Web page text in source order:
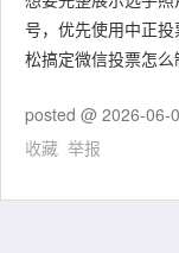
号，优先使用中正
松搞定微信投票怎么
posted @ 2026-06-
收藏 举报